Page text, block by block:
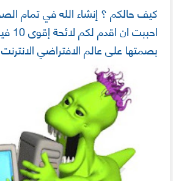
كيف حالكم ؟ إنشاء الله في تمام
بصمتها على عالم الافتراضي الانترنت